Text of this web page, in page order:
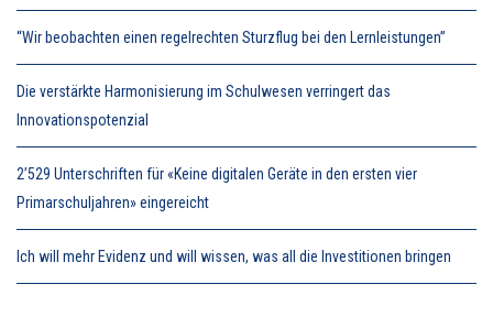
“Wir beobachten einen regelrechten Sturzflug bei den Lernleistungen”
Die verstärkte Harmonisierung im Schulwesen verringert das
Innovationspotenzial
2’529 Unterschriften für «Keine digitalen Geräte in den ersten vier
Primarschuljahren» eingereicht
Ich will mehr Evidenz und will wissen, was all die Investitionen bringen